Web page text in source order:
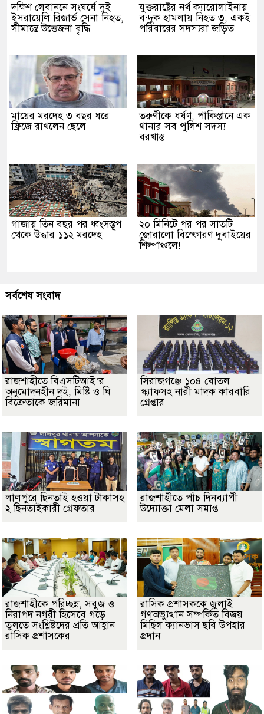
দক্ষিণ লেবাননে সংঘর্ষে দুই
ইসরায়েলি রিজার্ভ সেনা নিহত,
সীমান্তে উত্তেজনা বৃদ্ধি
যুক্তরাষ্ট্রের নর্থ ক্যারোলাইনায়
বন্দুক হামলায় নিহত ৩, একই
পরিবারের সদস্যরা জড়িত
মায়ের মরদেহ ৩ বছর ধরে
ফ্রিজে রাখলেন ছেলে
তরুণীকে ধর্ষণ, পাকিস্তানে এক
থানার সব পুলিশ সদস্য
বরখাস্ত
গাজায় তিন বছর পর ধ্বংসস্তূপ
থেকে উদ্ধার ১১২ মরদেহ
২০ মিনিটে পর পর সাতটি
জোরালো বিস্ফোরণ দুবাইয়ের
শিল্পাঞ্চলে!
সর্বশেষ সংবাদ
রাজশাহীতে বিএসটিআই’র
অনুমোদনহীন দই, মিষ্টি ও ঘি
বিক্রেতাকে জরিমানা
সিরাজগঞ্জে ১০৪ বোতল
স্ক্যাফসহ নারী মাদক কারবারি
গ্রেপ্তার
লালপুরে ছিনতাই হওয়া টাকাসহ
২ ছিনতাইকারী গ্রেফতার
রাজশাহীতে পাঁচ দিনব্যাপী
উদ্যোক্তা মেলা সমাপ্ত
রাজশাহীকে পরিচ্ছন্ন, সবুজ ও
নিরাপদ নগরী হিসেবে গড়ে
তুলতে সংশ্লিষ্টদের প্রতি আহ্বান
রাসিক প্রশাসকের
রাসিক প্রশাসককে জুলাই
গণঅভ্যুত্থান সম্পর্কিত বিজয়
মিছিল ক্যানভাস ছবি উপহার
প্রদান